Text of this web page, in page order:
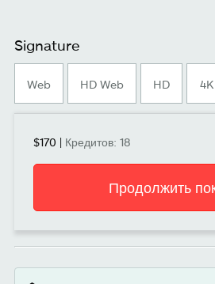
Signature
Web HD Web HD 4K
$170 | Кредитов: 18
Продолжить